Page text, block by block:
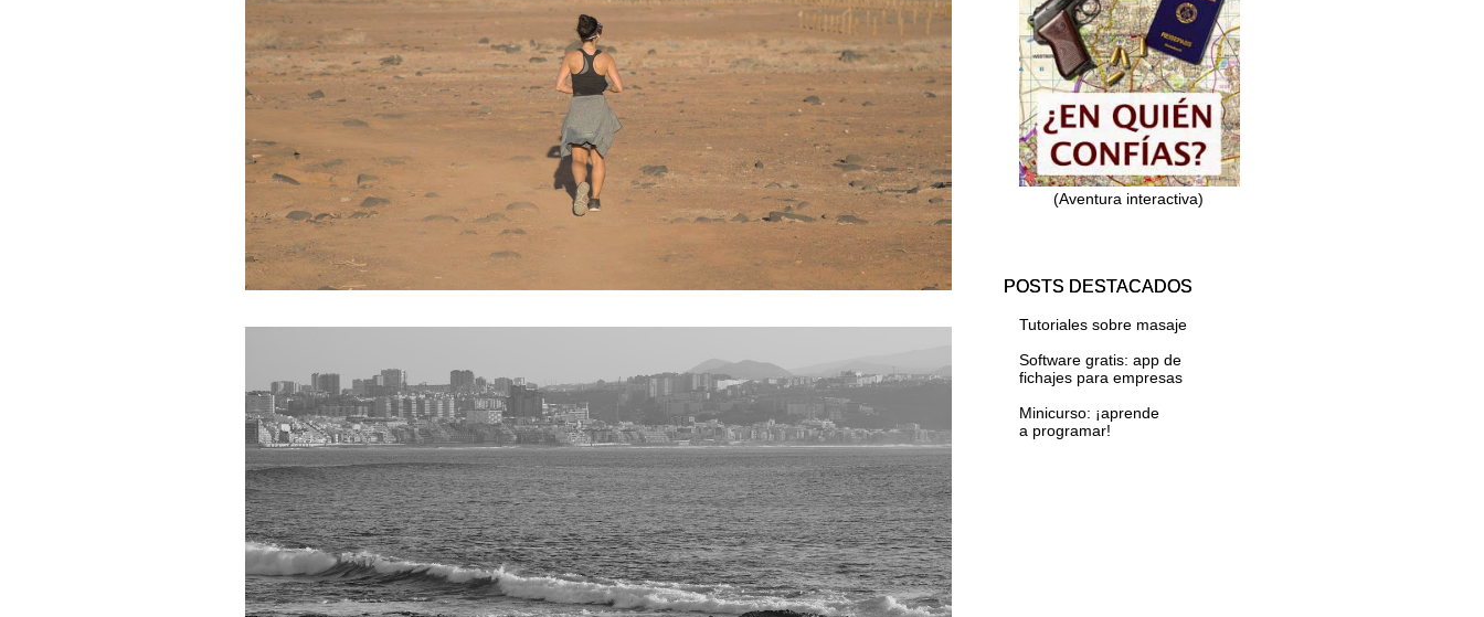
(Aventura interactiva)
POSTS DESTACADOS
Tutoriales sobre masaje
Software gratis: app de
fichajes para empresas
Minicurso: ¡aprende
a programar!